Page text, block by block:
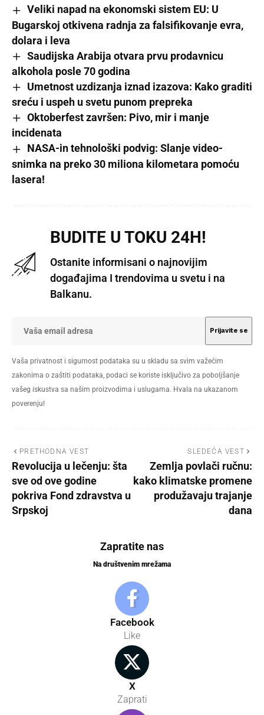
Veliki napad na ekonomski sistem EU: U
Bugarskoj otkivena radnja za falsifikovanje evra,
dolara i leva
Saudijska Arabija otvara prvu prodavnicu
alkohola posle 70 godina
Umetnost uzdizanja iznad izazova: Kako graditi
sreću i uspeh u svetu punom prepreka
Oktoberfest završen: Pivo, mir i manje
incidenata
NASA-in tehnološki podvig: Slanje video-
snimka na preko 30 miliona kilometara pomoću
lasera!
BUDITE U TOKU 24H!
Ostanite informisani o najnovijim
događajima I trendovima u svetu i na
Balkanu.
Vaša privatnost i sigurnost podataka su u skladu sa svim važećim
zakonima o zaštiti podataka, podaci se koriste isključivo za poboljšanje
vašeg iskustva sa našim proizvodima i uslugama. Hvala na ukazanom
poverenju!
PRETHODNA VEST
Revolucija u lečenju: šta
sve od ove godine
pokriva Fond zdravstva u
Srpskoj
SLEDEĆA VEST
Zemlja povlači ručnu:
kako klimatske promene
produžavaju trajanje
dana
Zapratite nas
Na društvenim mrežama
Facebook
Like
X
Zaprati